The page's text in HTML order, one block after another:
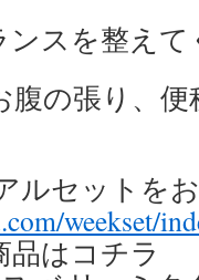
ンスを整え
腹の張り、
ルセットを
weekset/
はコチラ